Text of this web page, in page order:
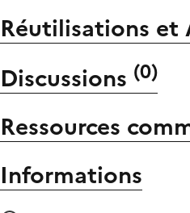
Réutilisations et
Discussions (0)
Ressources
Informations